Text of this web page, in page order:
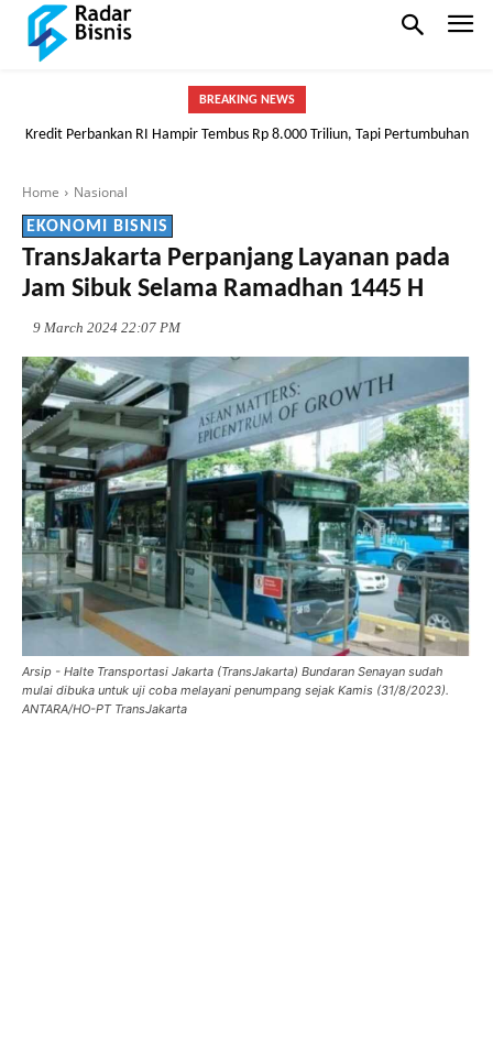
BREAKING NEWS
Kredit Perbankan RI Hampir Tembus Rp 8.000 Triliun, Tapi Pertumbuhan
Tak Hanya ASN, Sopir Taksi pun Bisa! BRI Buka Peluang Punya Rumah
Home Nasional
EKONOMI BISNIS
TransJakarta Perpanjang Layanan pada
Jam Sibuk Selama Ramadhan 1445 H
9 March 2024 22:07 PM
Arsip - Halte Transportasi Jakarta (TransJakarta) Bundaran Senayan sudah
mulai dibuka untuk uji coba melayani penumpang sejak Kamis (31/8/2023).
ANTARA/HO-PT TransJakarta